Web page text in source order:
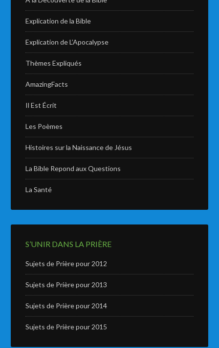
Explication de la Bible
Explication de L’Apocalypse
Thèmes Expliqués
AmazingFacts
Il Est Écrit
Les Poèmes
Histoires sur la Naissance de Jésus
La Bible Repond aux Questions
La Santé
S’UNIR DANS LA PRIÈRE
Sujets de Prière pour 2012
Sujets de Prière pour 2013
Sujets de Prière pour 2014
Sujets de Prière pour 2015